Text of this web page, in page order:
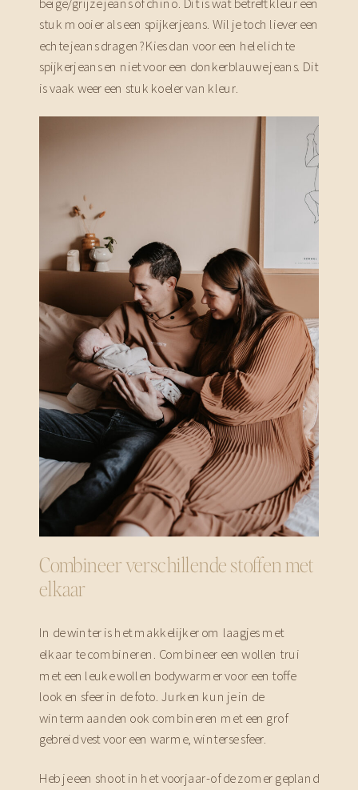
stuk mooier als een spijkerjeans. Wil je toch liever een
echte jeans dragen? Kies dan voor een hele lichte
spijkerjeans en niet voor een donkerblauwe jeans. Dit
is vaak weer een stuk koeler van kleur.
Combineer verschillende stoffen met
elkaar
In de winter is het makkelijker om laagjes met
elkaar te combineren. Combineer een wollen trui
met een leuke wollen bodywarmer voor een toffe
look en sfeer in de foto. Jurken kun je in de
wintermaanden ook combineren met een grof
gebreid vest voor een warme, winterse sfeer.
Heb je een shoot in het voorjaar-of de zomer gepland